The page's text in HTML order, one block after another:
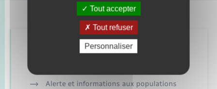
Retrouvez aussi
Alerte et informations aux populations
Tout accepter
Tout refuser
Personnaliser